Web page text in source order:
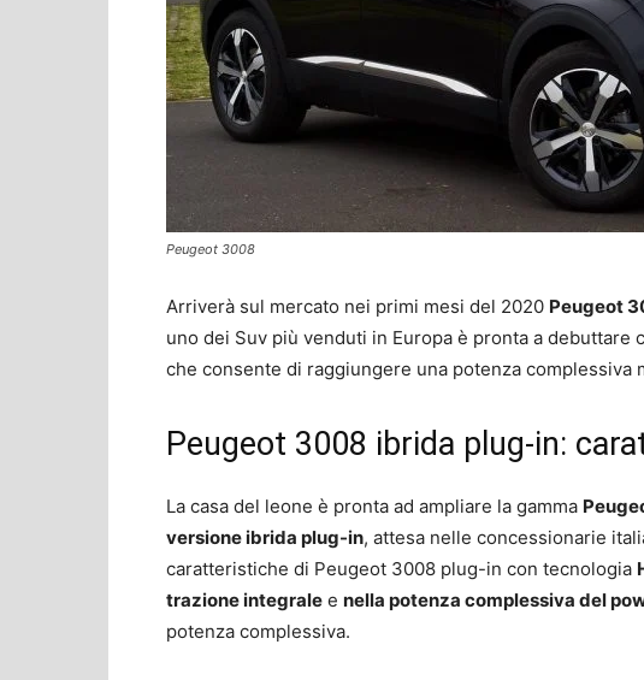
Peugeot 3008
Arriverà sul mercato nei primi mesi del 2020 Peugeot
uno dei Suv più venduti in Europa è pronta a
che consente di raggiungere una potenza complessiva
Peugeot 3008 ibrida plug-in:
La casa del leone è pronta ad ampliare la gamma
versione ibrida plug-in, attesa nelle concessionarie
caratteristiche di Peugeot 3008 plug-in con tecnologia
trazione integrale e nella potenza complessiva del
potenza complessiva.